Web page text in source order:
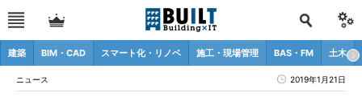
建築 BIM・CAD スマート化・リノベ 施工・現場管理 BAS・FM 土木
ニュース 2019年1月21日